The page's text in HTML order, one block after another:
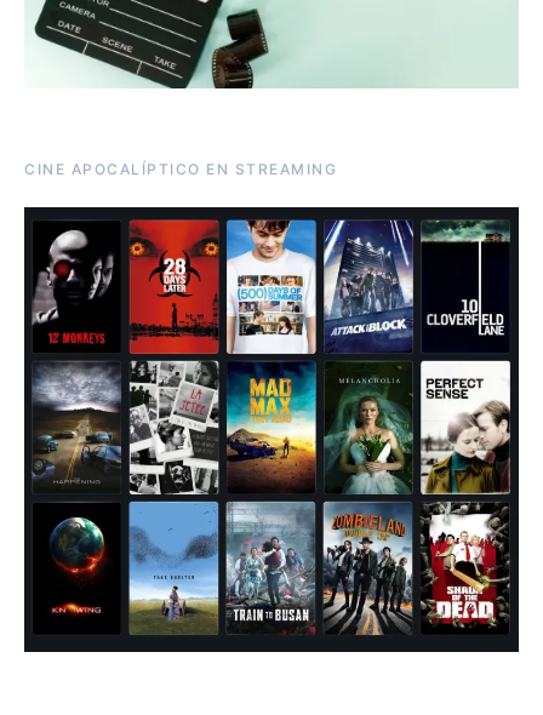
CINE APOCALÍPTICO EN STREAMING